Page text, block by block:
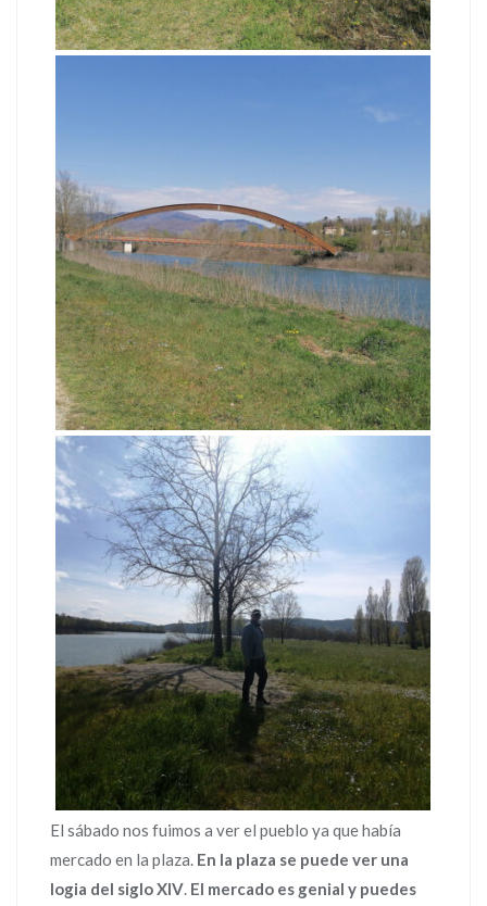
El sábado nos fuimos a ver el pueblo ya que había
mercado en la plaza. En la plaza se puede ver una
logia del siglo XIV. El mercado es genial y puedes